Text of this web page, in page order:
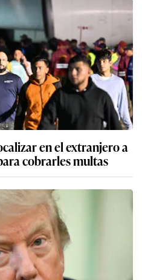
en el extranjero a
cobrarles multas